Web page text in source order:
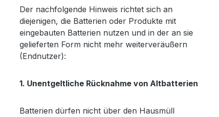
Der nachfolgende Hinweis richtet sich an
diejenigen, die Batterien oder Produkte mit
eingebauten Batterien nutzen und in der an sie
gelieferten Form nicht mehr weiterveräußern
(Endnutzer):
1. Unentgeltliche Rücknahme von Altbatterien
Batterien dürfen nicht über den Hausmüll